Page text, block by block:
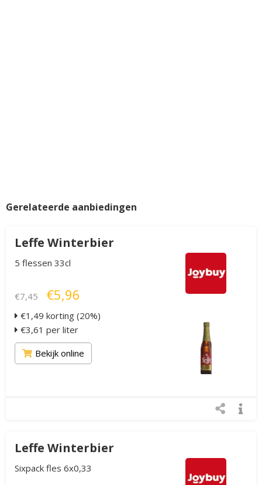
Gerelateerde aanbiedingen
Leffe Winterbier
5 flessen 33cl
€7,45 €5,96
€1,49 korting (20%)
€3,61 per liter
Bekijk online
Leffe Winterbier
Sixpack fles 6x0,33